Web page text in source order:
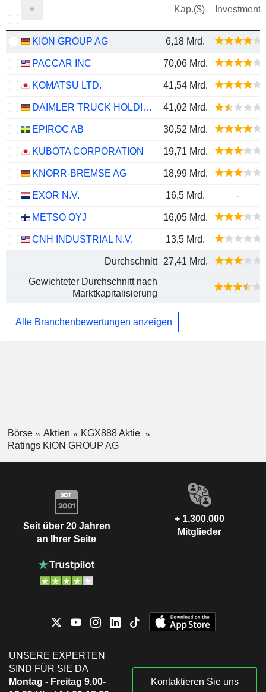
Kap.($) Investment
KION GROUP AG 6,18 Mrd.
PACCAR INC 70,06 Mrd.
KOMATSU LTD. 41,54 Mrd.
DAIMLER TRUCK HOLDING AG 41,02 Mrd.
EPIROC AB 30,52 Mrd.
KUBOTA CORPORATION 19,71 Mrd.
KNORR-BREMSE AG 18,99 Mrd.
EXOR N.V. 16,5 Mrd. -
METSO OYJ 16,05 Mrd.
CNH INDUSTRIAL N.V. 13,5 Mrd.
Durchschnitt
27,41 Mrd.
Gewichteter Durchschnitt nach
Marktkapitalisierung
Alle Branchenbewertungen anzeigen
Börse Aktien
KGX888 Aktie
Ratings KION GROUP AG
Seit über 20 Jahren
an Ihrer Seite
+ 1.300.000
Mitglieder
UNSERE EXPERTEN
SIND FÜR SIE DA
Montag - Freitag 9.00-
Kontaktieren Sie uns